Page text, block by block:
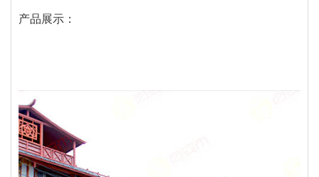
产品展示：